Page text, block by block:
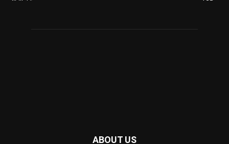
ABOUT US